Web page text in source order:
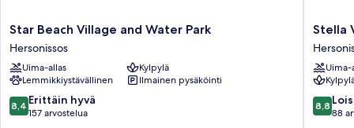
Star
Beach
Village
and
Water
Park
Hersonissos
Star Beach Village and Water Park
Hersonissos
Uima-allas
Kylpylä
Lemmikkiystävällinen
Ilmainen pysäköinti
8.4
kautta
8,4 Erittäin hyvä
157 arvostelua
Stella
Village
Seaside
Hotel
-
All
inclusive
Stella
Uima-
8.8
kautta
8,8
88